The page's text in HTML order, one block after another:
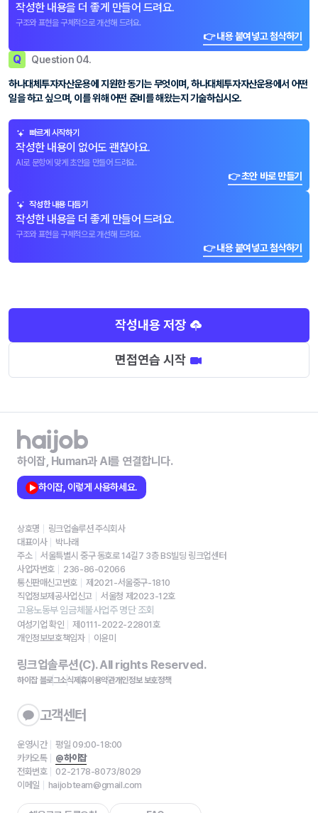
작성한 내용을 더 좋게 만들어 드려요.
구조와 표현을 구체적으로 개선해 드려요.
👉 내용 붙여넣고 첨삭하기
Q Question 04.
하나대체투자자산운용에 지원한 동기는 무엇이며, 하나대체투자자산운용에서 어떤
일을 하고 싶으며, 이를 위해 어떤 준비를 해왔는지 기술하십시오.
빠르게 시작하기
작성한 내용이 없어도 괜찮아요.
AI로 문항에 맞게 초안을 만들어 드려요.
👉 초안 바로 만들기
작성한 내용 다듬기
작성한 내용을 더 좋게 만들어 드려요.
구조와 표현을 구체적으로 개선해 드려요.
👉 내용 붙여넣고 첨삭하기
작성내용 저장
면접연습 시작
하이잡, Human과 AI를 연결합니다.
하이잡, 이렇게 사용하세요.
상호명
링크업솔루션 주식회사
대표이사
박나래
주소
서울특별시 중구 동호로 14길7 3층 BS빌딩 링크업센터
사업자번호
236-86-02066
통신판매신고번호
제2021-서울중구-1810
직업정보제공사업신고
서울청 제2023-12호
고용노동부 임금체불사업주 명단 조회
여성기업 확인
제0111-2022-22801호
개인정보보호책임자
이윤미
링크업솔루션(C). All rights Reserved.
하이잡 블로그소식제휴이용약관개인정보 보호정책
고객센터
운영시간
평일 09:00-18:00
카카오톡
@하이잡
전화번호
02-2178-8073/8029
이메일
haijobteam@gmail.com